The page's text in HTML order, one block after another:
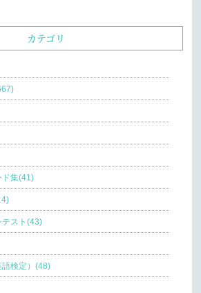
カテゴリ
ド集(41)
テスト(43)
検定）(48)